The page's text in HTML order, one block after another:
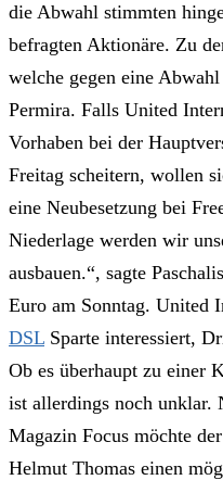
die Abwahl stimmten
befragten Aktionäre. Zu
welche gegen eine
Permira. Falls United
Vorhaben bei der
Freitag scheitern, wollen
eine Neubesetzung bei
Niederlage werden wir
ausbauen.“, sagte
Euro am Sonntag. United
DSL Sparte interessiert,
Ob es überhaupt zu einer
ist allerdings noch unklar.
Magazin Focus möchte
Helmut Thomas einen